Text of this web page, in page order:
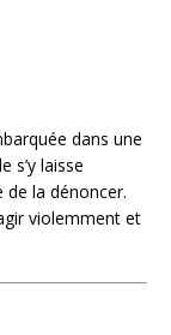
dans une
s’y laisse
de la dénoncer.
violemment et